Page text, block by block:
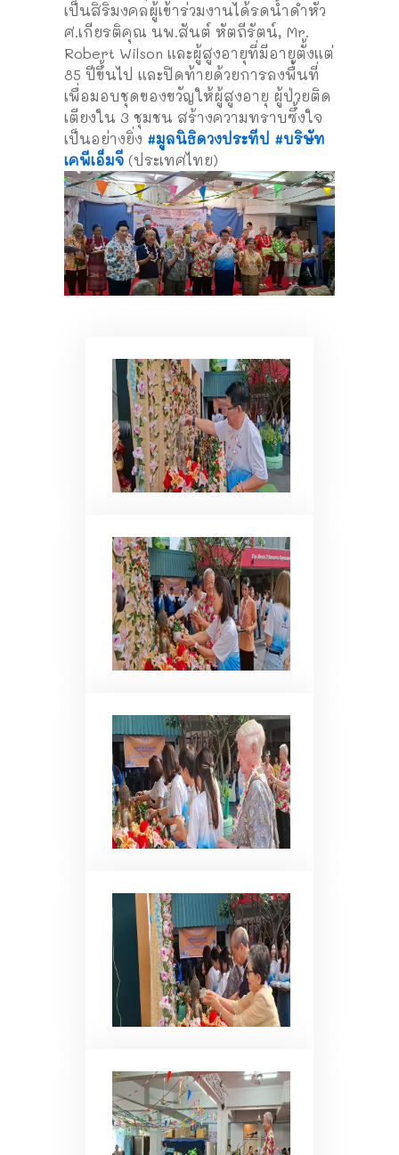
เป็นสิริมงคลผู้เข้าร่วมงานได้รดน้ำดำหัว
ศ.เกียรติคุณ นพ.สันต์ หัตถีรัตน์, Mr.
Robert Wilson และผู้สูงอายุที่มีอายุตั้งแต่
85 ปีขึ้นไป และปิดท้ายด้วยการลงพื้นที่
เพื่อมอบชุดของขวัญให้ผู้สูงอายุ ผู้ป่วยติด
เตียงใน 3 ชุมชน สร้างความทราบซึ้งใจ
เป็นอย่างยิ่ง #มูลนิธิดวงประทีป #บริษัท
เคพีเอ็มจี (ประเทศไทย)